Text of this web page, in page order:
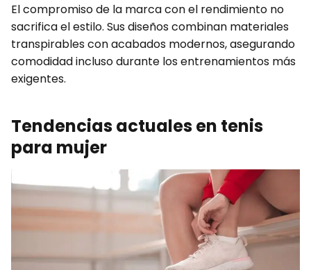
El compromiso de la marca con el rendimiento no
sacrifica el estilo. Sus diseños combinan materiales
transpirables con acabados modernos, asegurando
comodidad incluso durante los entrenamientos más
exigentes.
Tendencias actuales en tenis
para mujer